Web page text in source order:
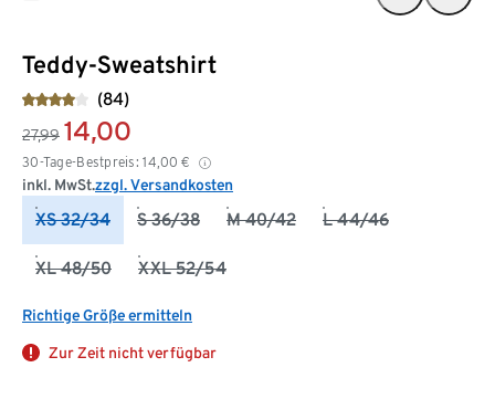
Teddy-Sweatshirt
(84)
27,99 14,00
30-Tage-Bestpreis: 14,00 €
inkl. MwSt.zzgl. Versandkosten
XS 32/34 S 36/38 M 40/42 L 44/46
XL 48/50 XXL 52/54
Richtige Größe ermitteln
Zur Zeit nicht verfügbar